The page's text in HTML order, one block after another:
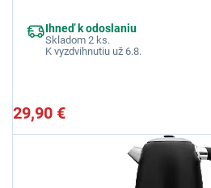
Ihneď k odoslaniu
Skladom 2 ks.
K vyzdvihnutiu už 6.8.
29,90 €